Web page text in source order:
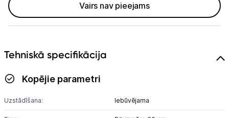
Plīts virsmas
Mikroviļņu krāsnis
Mazā tehnika
Kafijas pagatavošana
Vairs nav pieejams
Tehniskā specifikācija
Kopējie parametri
Uzstādīšana: Iebūvējama